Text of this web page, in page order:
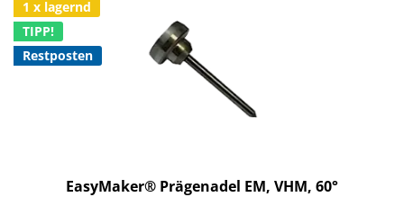
1 x lagernd
TIPP!
Restposten
EasyMaker® Prägenadel EM, VHM, 60°